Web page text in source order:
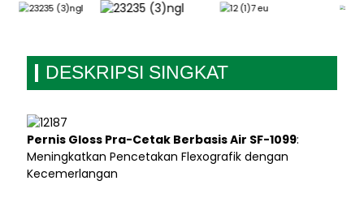
DESKRIPSI SINGKAT
Pernis Gloss Pra-Cetak Berbasis Air SF-1099:
Meningkatkan Pencetakan Flexografik dengan
Kecemerlangan